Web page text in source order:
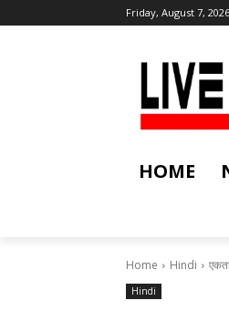
Friday, August 7, 2026
HOME
Home Hindi
Hindi